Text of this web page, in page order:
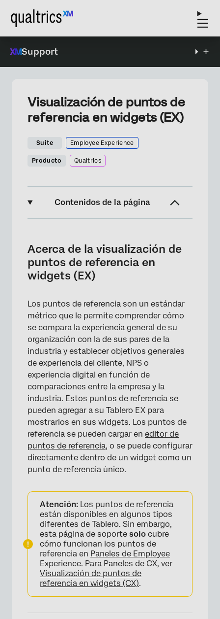
Support
Visualización de puntos de
referencia en widgets (EX)
Suite Employee Experience
Producto Qualtrics
Contenidos de la página
Visualización de puntos de referencia desde
el editor de puntos de referencia
Visualización de puntos de referencia únicos
Preguntas frequentes
Acerca de la visualización de
puntos de referencia en
widgets (EX)
Los puntos de referencia son un estándar
métrico que le permite comprender cómo
se compara la experiencia general de su
organización con la de sus pares de la
industria y establecer objetivos generales
de experiencia del cliente, NPS o
experiencia digital en función de
comparaciones entre la empresa y la
industria. Estos puntos de referencia se
pueden agregar a su Tablero EX para
mostrarlos en sus widgets. Los puntos de
referencia se pueden cargar en editor de
puntos de referencia, o se puede configurar
directamente dentro de un widget como un
punto de referencia único.
Atención: Los puntos de referencia
están disponibles en algunos tipos
diferentes de Tablero. Sin embargo,
esta página de soporte solo cubre
cómo funcionan los puntos de
referencia en Paneles de Employee
Experience. Para Paneles de CX, ver
Visualización de puntos de
referencia en widgets (CX).